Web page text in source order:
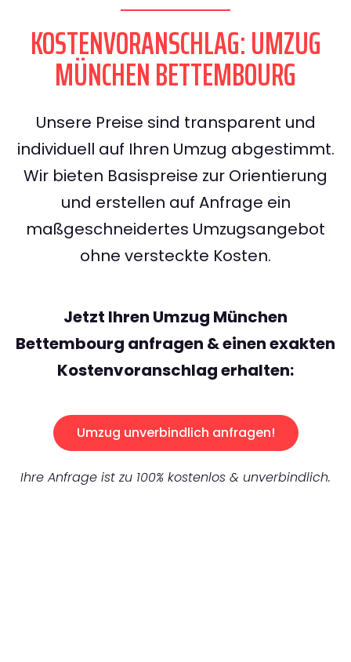
KOSTENVORANSCHLAG: UMZUG
MÜNCHEN BETTEMBOURG
Unsere Preise sind transparent und
individuell auf Ihren Umzug abgestimmt.
Wir bieten Basispreise zur Orientierung
und erstellen auf Anfrage ein
maßgeschneidertes Umzugsangebot
ohne versteckte Kosten.
Jetzt Ihren Umzug München
Bettembourg anfragen & einen exakten
Kostenvoranschlag erhalten:
Umzug unverbindlich anfragen!
Ihre Anfrage ist zu 100% kostenlos & unverbindlich.